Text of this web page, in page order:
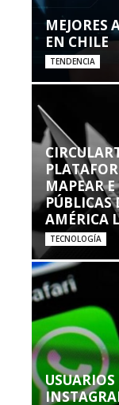
MEJORES
EN CHILE
TENDENCIA
MAPEAR
PÚBLICAS
AMÉRICA
TECNOLOGÍA